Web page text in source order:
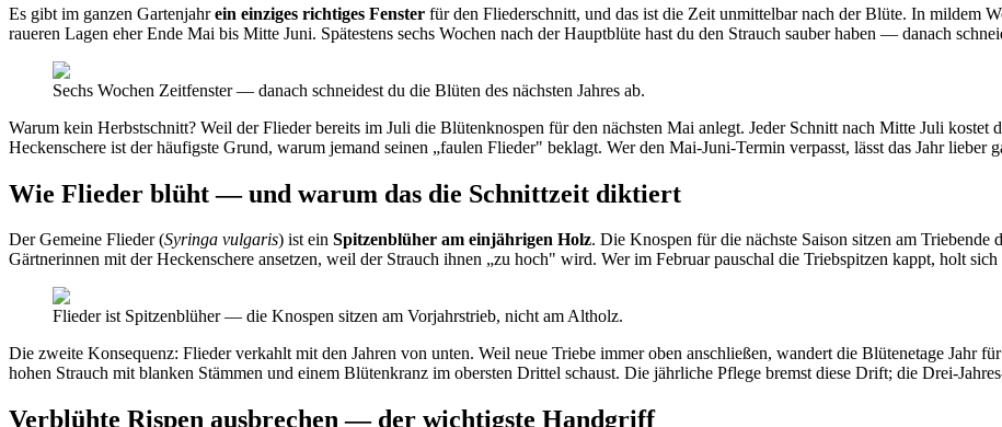
Es gibt im ganzen Gartenjahrein einziges richtiges Fenster für den Fliederschnitt, und das ist die Zeit unmittelbar nach der Blüte. In mildem
raueren Lagen eher Ende Mai bis Mitte Juni. Spätestens sechs Wochen nach der Hauptblüte hast du den Strauch sauber haben — danach
Sechs Wochen Zeitfenster — danach schneidest du die Blüten des nächsten Jahres ab.
Warum kein Herbstschnitt? Weil der Flieder bereits im Juli die Blütenknospen für den nächsten Mai anlegt. Jeder Schnitt nach Mitte Juli
Heckenschere ist der häufigste Grund, warum jemand seinen „faulen Flieder" beklagt. Wer den Mai-Juni-Termin verpasst, lässt das Jahr lieber
Wie Flieder blüht — und warum das die Schnittzeit diktiert
Der Gemeine Flieder (Syringa vulgaris) ist ein Spitzenblüher am einjährigen Holz. Die Knospen für die nächste Saison sitzen am
Gärtnerinnen mit der Heckenschere ansetzen, weil der Strauch ihnen „zu hoch" wird. Wer im Februar pauschal die Triebspitzen kappt, holt
Flieder ist Spitzenblüher — die Knospen sitzen am Vorjahrstrieb, nicht am Altholz.
Die zweite Konsequenz: Flieder verkahlt mit den Jahren von unten. Weil neue Triebe immer oben anschließen, wandert die Blütenetage Jahr
hohen Strauch mit blanken Stämmen und einem Blütenkranz im obersten Drittel schaust. Die jährliche Pflege bremst diese Drift; die Drei-
Verblühte Rispen ausbrechen — der wichtigste Handgriff